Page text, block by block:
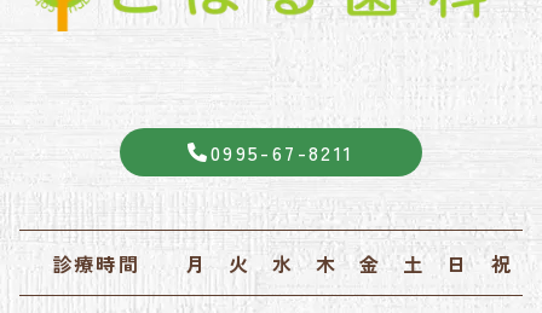
0995-67-8211
診療時間 月 火 水 木 金 土 日 祝